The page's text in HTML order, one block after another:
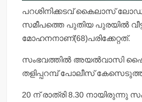
പറശിനിക്കടവ് കൈലാസ്
സമീപത്തെ പുതിയ പുരയില്‍
മോഹനനാണ്(68)പരിക്കേറ്റത്.
സംഭവത്തില്‍ അയല്‍വാസി
തളിപ്പറമ്പ് പോലീസ്
20 ന് രാത്രി 8.30 നായിരുന്നു